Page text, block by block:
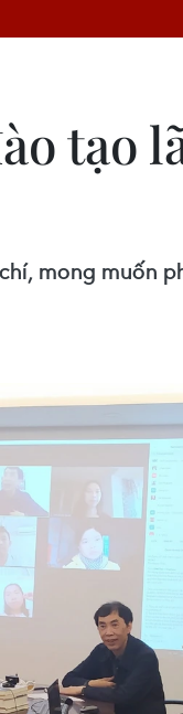
tạo
mong muốn